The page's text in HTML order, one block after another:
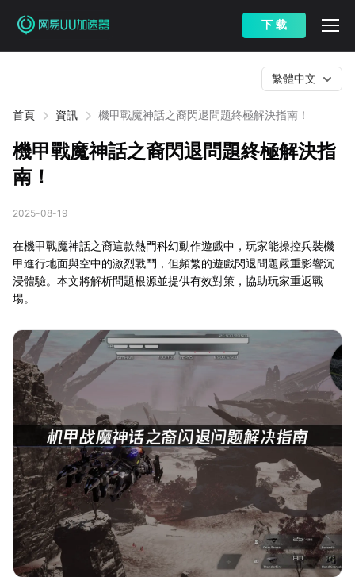
下 载
首頁 資訊 機甲戰魔神話之裔閃退問題終極解決指南！
繁體中文
機甲戰魔神話之裔閃退問題終極解決指
南！
2025-08-19
在機甲戰魔神話之裔這款熱門科幻動作遊戲中，玩家能操控兵裝機
甲進行地面與空中的激烈戰鬥，但頻繁的遊戲閃退問題嚴重影響沉
浸體驗。本文將解析問題根源並提供有效對策，協助玩家重返戰
場。